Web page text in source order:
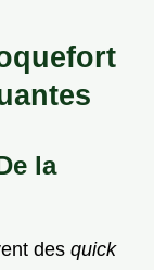
la
des quick